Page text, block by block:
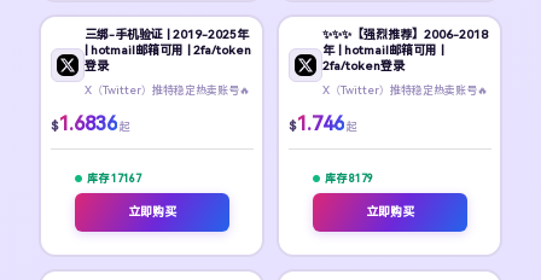
三绑-手机验证 | 2019-2025年
| hotmail邮箱可用 | 2fa/token
登录
X（Twitter）推特稳定热卖账号🔥
$1.6836 起
库存 17167
立即购买
✨️✨️✨️【强烈推荐】2006-2018
年 | hotmail邮箱可用 |
2fa/token登录
X（Twitter）推特稳定热卖账号🔥
$1.746 起
库存 8179
立即购买